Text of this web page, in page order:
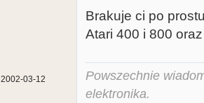
2002-03-12
Brakuje ci po
Atari 400 i 800
Powszechnie
elektronika.